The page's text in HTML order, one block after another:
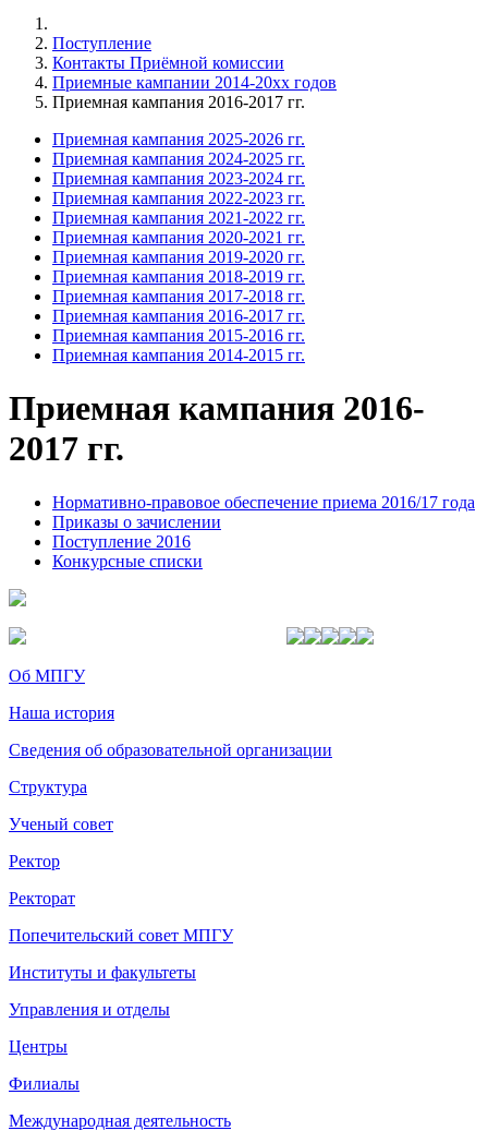
Поступление
Контакты Приёмной комиссии
Приемные кампании 2014-20xx годов
Приемная кампания 2016-2017 гг.
Приемная кампания 2025-2026 гг.
Приемная кампания 2024-2025 гг.
Приемная кампания 2023-2024 гг.
Приемная кампания 2022-2023 гг.
Приемная кампания 2021-2022 гг.
Приемная кампания 2020-2021 гг.
Приемная кампания 2019-2020 гг.
Приемная кампания 2018-2019 гг.
Приемная кампания 2017-2018 гг.
Приемная кампания 2016-2017 гг.
Приемная кампания 2015-2016 гг.
Приемная кампания 2014-2015 гг.
Приемная кампания 2016-
2017 гг.
Нормативно-правовое обеспечение приема 2016/17 года
Приказы o зачислении
Поступление 2016
Конкурсные списки
Об МПГУ
Наша история
Сведения об образовательной организации
Структура
Ученый совет
Ректор
Ректорат
Попечительский совет МПГУ
Институты и факультеты
Управления и отделы
Центры
Филиалы
Международная деятельность